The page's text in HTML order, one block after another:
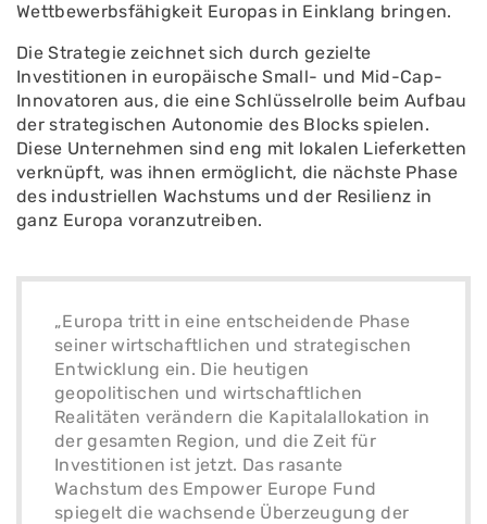
Wettbewerbsfähigkeit Europas in Einklang bringen.
Die Strategie zeichnet sich durch gezielte
Investitionen in europäische Small- und Mid-Cap-
Innovatoren aus, die eine Schlüsselrolle beim Aufbau
der strategischen Autonomie des Blocks spielen.
Diese Unternehmen sind eng mit lokalen Lieferketten
verknüpft, was ihnen ermöglicht, die nächste Phase
des industriellen Wachstums und der Resilienz in
ganz Europa voranzutreiben.
„Europa tritt in eine entscheidende Phase
seiner wirtschaftlichen und strategischen
Entwicklung ein. Die heutigen
geopolitischen und wirtschaftlichen
Realitäten verändern die Kapitalallokation in
der gesamten Region, und die Zeit für
Investitionen ist jetzt. Das rasante
Wachstum des Empower Europe Fund
spiegelt die wachsende Überzeugung der